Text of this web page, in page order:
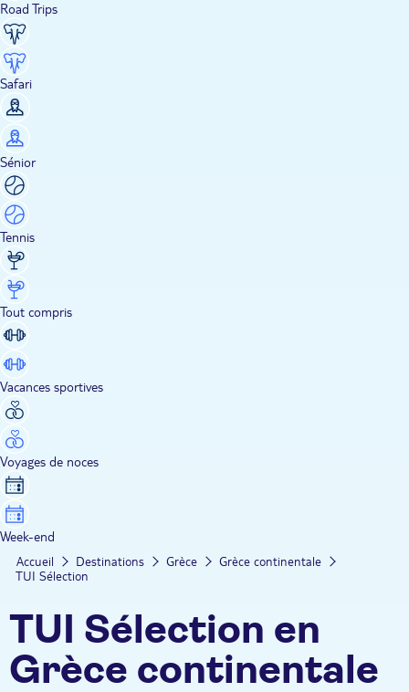
Road Trips
Safari
Sénior
Tennis
Tout compris
Vacances sportives
Voyages de noces
Week-end
Accueil Destinations Grèce
Grèce continentale
TUI Sélection
TUI Sélection en
Grèce continentale